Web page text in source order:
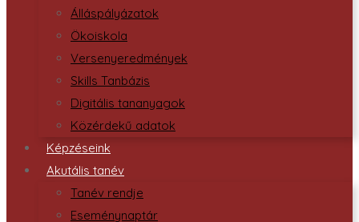
Álláspályázatok
Ökoiskola
Versenyeredmények
Skills Tanbázis
Digitális tananyagok
Közérdekű adatok
Képzéseink
Akutális tanév
Tanév rendje
Eseménynaptár